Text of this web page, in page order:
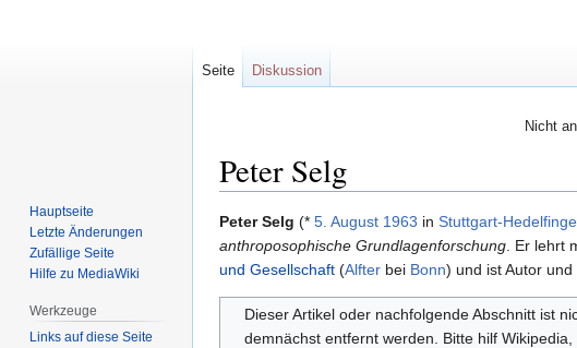
Nicht
Peter Selg
Zur
Navigation
springen
Zur
Suche
springen
Peter Selg (* 5. August 1963 in Stuttgart-
anthroposophische Grundlagenforschung. Er lehrt
und Gesellschaft (Alfter bei Bonn) und ist Autor
Dieser Artikel oder nachfolgende Abschnitt ist
demnächst entfernt werden. Bitte hilf
Seite Diskussion
Hauptseite
Letzte Änderungen
Zufällige Seite
Hilfe zu MediaWiki
Werkzeuge
Links auf diese Seite